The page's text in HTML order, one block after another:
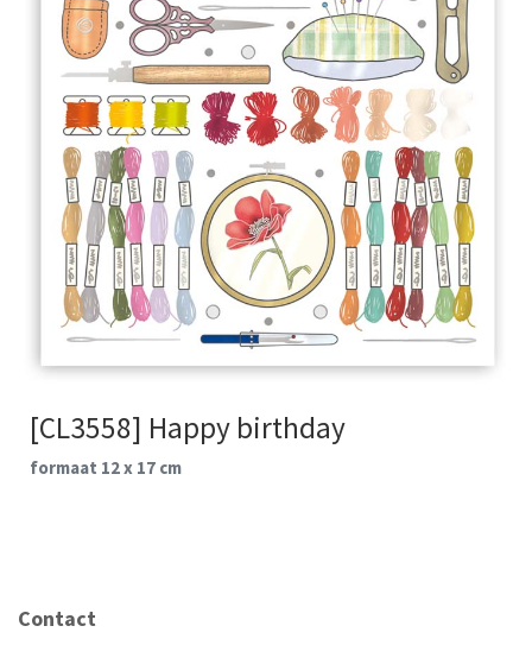
[CL3558] Happy birthday
formaat 12 x 17 cm
Contact